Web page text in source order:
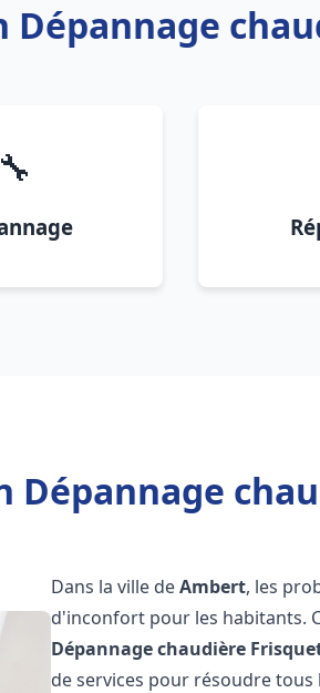
🔧
Dans la ville deAmbert, les
d'inconfort pour les habitants.
Dépannage chaudière
de services pour résoudre